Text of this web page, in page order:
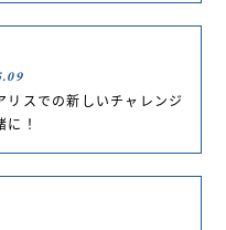
リスでの新しいチャレンジ
に！